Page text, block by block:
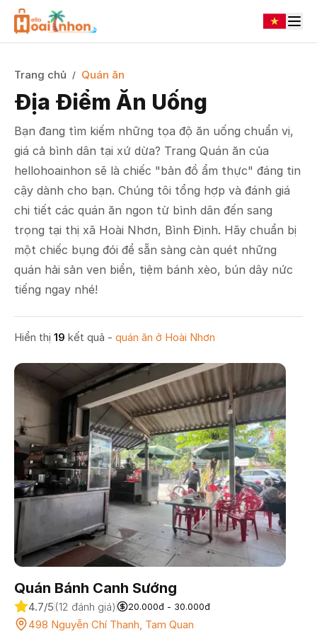
Trang chủ / Quán ăn
Địa Điểm Ăn Uống
Bạn đang tìm kiếm những tọa độ ăn uống chuẩn vị,
giá cả bình dân tại xứ dừa? Trang Quán ăn của
hellohoainhon sẽ là chiếc "bản đồ ẩm thực" đáng tin
cậy dành cho bạn. Chúng tôi tổng hợp và đánh giá
chi tiết các quán ăn ngon từ bình dân đến sang
trọng tại thị xã Hoài Nhơn, Bình Định. Hãy chuẩn bị
một chiếc bụng đói để sẵn sàng càn quét những
quán hải sản ven biển, tiệm bánh xèo, bún dây nức
tiếng ngay nhé!
Hiển thị 19 kết quả - quán ăn ở Hoài Nhơn
Quán Bánh Canh Sướng
4.7/5 (12 đánh giá) 20.000đ - 30.000đ
498 Nguyễn Chí Thanh, Tam Quan